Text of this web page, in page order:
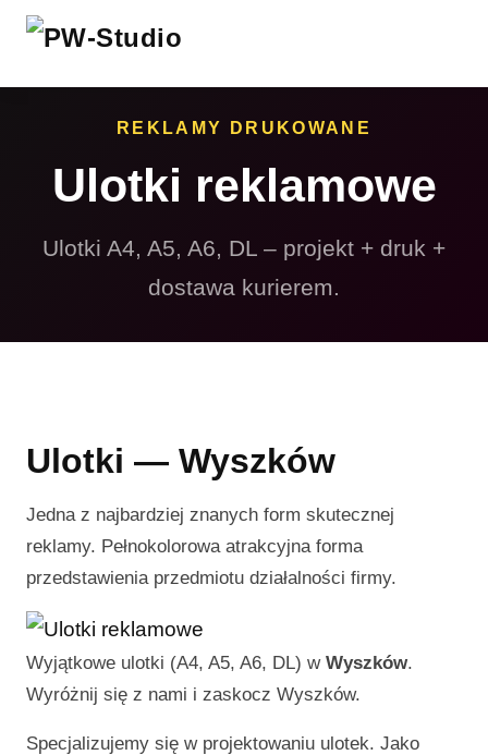
REKLAMY DRUKOWANE
Ulotki reklamowe
Ulotki A4, A5, A6, DL – projekt + druk +
dostawa kurierem.
Ulotki — Wyszków
Jedna z najbardziej znanych form skutecznej
reklamy. Pełnokolorowa atrakcyjna forma
przedstawienia przedmiotu działalności firmy.
Wyjątkowe ulotki (A4, A5, A6, DL) w Wyszków.
Wyróżnij się z nami i zaskocz Wyszków.
Specjalizujemy się w projektowaniu ulotek. Jako